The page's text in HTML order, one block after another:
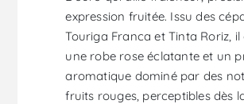
expression fruitée. Issu des
Touriga Franca et Tinta Roriz,
une robe rose éclatante et un
aromatique dominé par des
fruits rouges, perceptibles dès